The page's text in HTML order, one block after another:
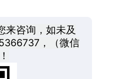
来咨询，如未及
，（微信